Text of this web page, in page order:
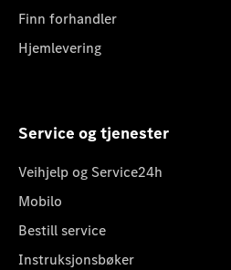
Finn forhandler
Hjemlevering
Service og tjenester
Veihjelp og Service24h
Mobilo
Bestill service
Instruksjonsbøker